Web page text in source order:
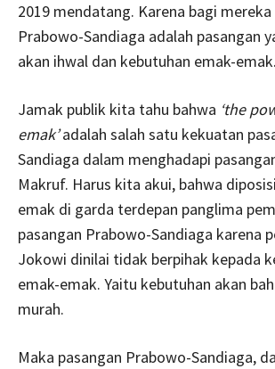
2019 mendatang. Karena bagi mereka
Prabowo-Sandiaga adalah pasangan
akan ihwal dan kebutuhan emak-emak.
Jamak publik kita tahu bahwa ‘the
emak’adalah salah satu kekuatan
Sandiaga dalam menghadapi
Makruf. Harus kita akui, bahwa
emak di garda terdepan panglima
pasangan Prabowo-Sandiaga karena
Jokowi dinilai tidak berpihak kepada
emak-emak. Yaitu kebutuhan akan
murah.
Maka pasangan Prabowo-Sandiaga,